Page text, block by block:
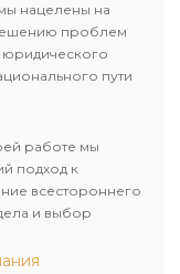
нацелены на
проблем
юридического
пути
работе мы
подход к
всестороннего
и выбор